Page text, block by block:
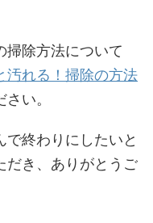
掃除方法について
汚れる！掃除の方法
い。
で終わりにしたいと
だき、ありがとうご